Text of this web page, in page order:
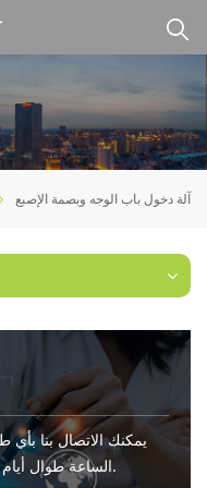
آلة دخول باب الوجه وبصمة الإصبع
يمكنك الاتصال بنا
الساعة طوال أيام الأسبوع عبر البريد الإلكتروني أو الهاتف.